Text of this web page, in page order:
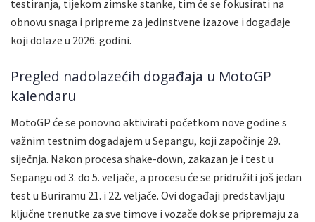
testiranja, tijekom zimske stanke, tim će se fokusirati na
obnovu snaga i pripreme za jedinstvene izazove i događaje
koji dolaze u 2026. godini.
Pregled nadolazećih događaja u MotoGP
kalendaru
MotoGP će se ponovno aktivirati početkom nove godine s
važnim testnim događajem u Sepangu, koji započinje 29.
siječnja. Nakon procesa shake-down, zakazan je i test u
Sepangu od 3. do 5. veljače, a procesu će se pridružiti još jedan
test u Buriramu 21. i 22. veljače. Ovi događaji predstavljaju
ključne trenutke za sve timove i vozače dok se pripremaju za